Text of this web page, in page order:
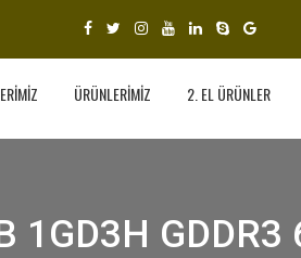
ÜRÜNLERİMİZ 2. EL ÜRÜNLER
1GD3H GDDR3